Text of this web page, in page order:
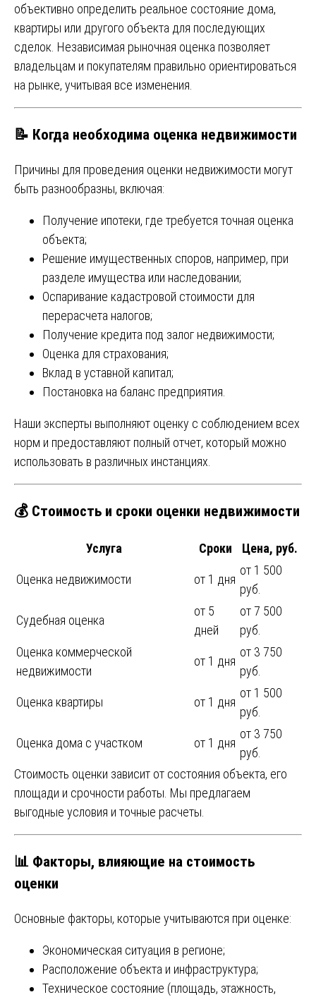
объективно определить реальное состояние дома,
квартиры или другого объекта для последующих
сделок. Независимая рыночная оценка позволяет
владельцам и покупателям правильно ориентироваться
на рынке, учитывая все изменения.
📝 Когда необходима оценка недвижимости
Причины для проведения оценки недвижимости могут
быть разнообразны, включая:
Получение ипотеки, где требуется точная оценка
объекта;
Решение имущественных споров, например, при
разделе имущества или наследовании;
Оспаривание кадастровой стоимости для
перерасчета налогов;
Получение кредита под залог недвижимости;
Оценка для страхования;
Вклад в уставной капитал;
Постановка на баланс предприятия.
Наши эксперты выполняют оценку с соблюдением всех
норм и предоставляют полный отчет, который можно
использовать в различных инстанциях.
💰 Стоимость и сроки оценки недвижимости
Услуга Сроки Цена, руб.
Оценка недвижимости от 1 дня
от 1 500
руб.
Судебная оценка
от 5
дней
от 7 500
руб.
Оценка коммерческой
недвижимости
от 1 дня
от 3 750
руб.
Оценка квартиры от 1 дня
от 1 500
руб.
Оценка дома с участком от 1 дня
от 3 750
руб.
Стоимость оценки зависит от состояния объекта, его
площади и срочности работы. Мы предлагаем
выгодные условия и точные расчеты.
📊 Факторы, влияющие на стоимость
оценки
Основные факторы, которые учитываются при оценке:
Экономическая ситуация в регионе;
Расположение объекта и инфраструктура;
Техническое состояние (площадь, этажность,